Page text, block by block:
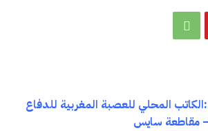
المحلي للعصبة المغربية للدفاع
مقاطعة سايس